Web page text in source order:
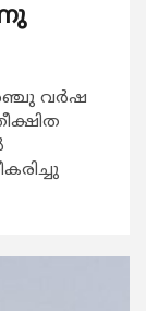
വര്‍ഷ